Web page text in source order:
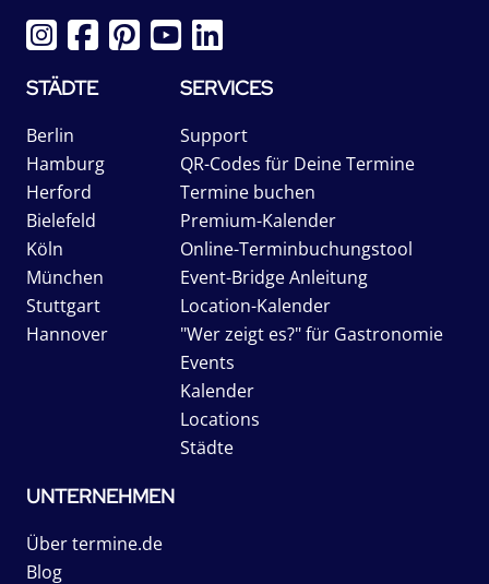
STÄDTE
Berlin
Hamburg
Herford
Bielefeld
Köln
München
Stuttgart
Hannover
SERVICES
Support
QR-Codes für Deine Termine
Termine buchen
Premium-Kalender
Online-Terminbuchungstool
Event-Bridge Anleitung
Location-Kalender
"Wer zeigt es?" für Gastronomie
Events
Kalender
Locations
Städte
UNTERNEHMEN
Über termine.de
Blog